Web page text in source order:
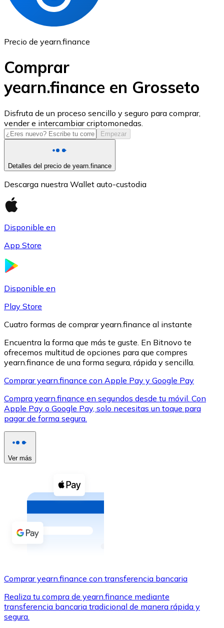
USD Coin
USDC
XRP
XRP
Ver todo
Compra criptomonedas con efectivo en tu tienda más
Comprar con efectivo
Transferencia SEPA
Tarjeta de crédito / débito
Utiliza tarjetas Visa y Mastercard para comprar
Comprar con tarjeta
Precio de yearn.finance
Comprar
yearn.finance en Grosseto
Disfruta de un proceso sencillo y seguro para comprar,
vender e intercambiar criptomonedas.
Empezar
Detalles del precio de yearn.finance
Descarga nuestra Wallet auto-custodia
Disponible en
App Store
Disponible en
Play Store
Cuatro formas de comprar yearn.finance al instante
Encuentra la forma que más te guste. En Bitnovo te
ofrecemos multitud de opciones para que compres
yearn.finance de una forma segura, rápida y sencilla.
Comprar yearn.finance con Apple Pay y Google Pay
Compra yearn.finance en segundos desde tu móvil. Con
Apple Pay o Google Pay, solo necesitas un toque para
pagar de forma segura.
Ver más
Comprar yearn.finance con transferencia bancaria
Realiza tu compra de yearn.finance mediante
transferencia bancaria tradicional de manera rápida y
segura.